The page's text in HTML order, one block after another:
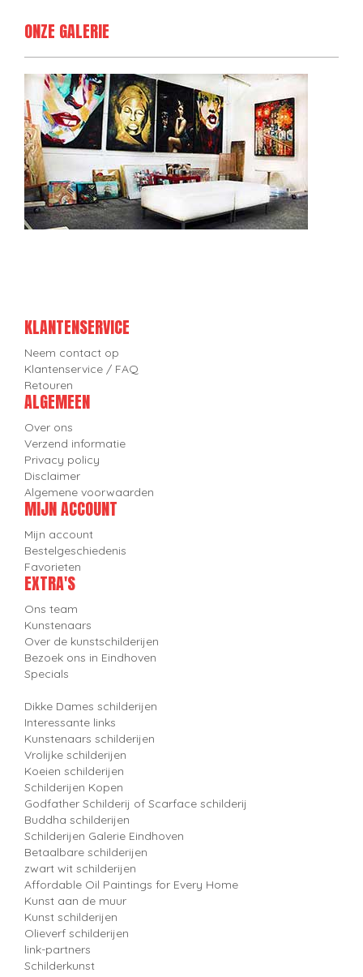
ONZE GALERIE
KLANTENSERVICE
Neem contact op
Klantenservice / FAQ
Retouren
ALGEMEEN
Over ons
Verzend informatie
Privacy policy
Disclaimer
Algemene voorwaarden
MIJN ACCOUNT
Mijn account
Bestelgeschiedenis
Favorieten
EXTRA'S
Ons team
Kunstenaars
Over de kunstschilderijen
Bezoek ons in Eindhoven
Specials
Dikke Dames schilderijen
Interessante links
Kunstenaars schilderijen
Vrolijke schilderijen
Koeien schilderijen
Schilderijen Kopen
Godfather Schilderij of Scarface schilderij
Buddha schilderijen
Schilderijen Galerie Eindhoven
Betaalbare schilderijen
zwart wit schilderijen
Affordable Oil Paintings for Every Home
Kunst aan de muur
Kunst schilderijen
Olieverf schilderijen
link-partners
Schilderkunst